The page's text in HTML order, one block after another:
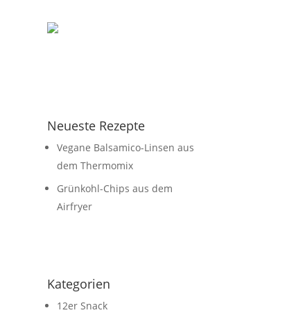
Neueste Rezepte
Vegane Balsamico-Linsen aus
dem Thermomix
Grünkohl-Chips aus dem
Airfryer
Kategorien
12er Snack